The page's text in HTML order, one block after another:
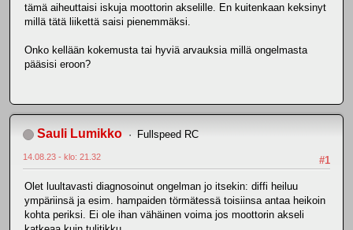
tämä aiheuttaisi iskuja moottorin akselille. En kuitenkaan keksinyt
millä tätä liikettä saisi pienemmäksi.
Onko kellään kokemusta tai hyviä arvauksia millä ongelmasta
pääsisi eroon?
Sauli Lumikko Fullspeed RC
#1
14.08.23 - klo: 21.32
Olet luultavasti diagnosoinut ongelman jo itsekin: diffi heiluu
ympäriinsä ja esim. hampaiden törmätessä toisiinsa antaa heikoin
kohta periksi. Ei ole ihan vähäinen voima jos moottorin akseli